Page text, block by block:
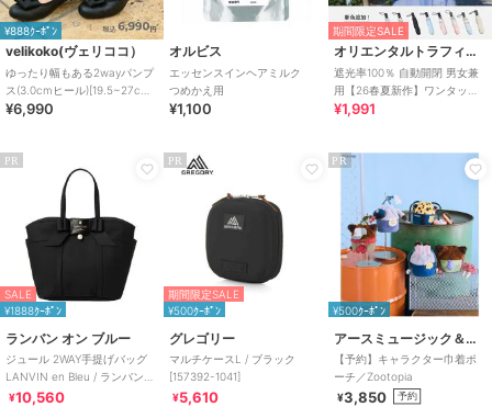
¥888ｸｰﾎﾟﾝ
velikoko(ヴェリココ）
ゆったり幅もある2wayパンプ
ス(3.0cmヒール)[19.5~27cm]
ラクチンきれいシューズ
¥6,990
オルビス
エッセンスインヘアミルク
つめかえ用
¥1,100
期間限定SALE
オリエンタルトラフィック
遮光率100％ 自動開閉 男女兼
用【26春夏新作】ワンタッチ
晴雨兼用 折りたたみ傘 /G-
¥1,991
PR
SALE
¥1888ｸｰﾎﾟﾝ
ランバン オン ブルー
ジュール 2WAY手提げバッグ
LANVIN en Bleu / ランバンオ
ンブルー
¥10,560
PR
期間限定SALE
¥500ｸｰﾎﾟﾝ
グレゴリー
マルチケースL / ブラック
[157392-1041]
¥5,610
PR
¥500ｸｰﾎﾟﾝ
アースミュージック＆エコロジー
【予約】キャラクター巾着ポ
ーチ／Zootopia
¥3,850 予約